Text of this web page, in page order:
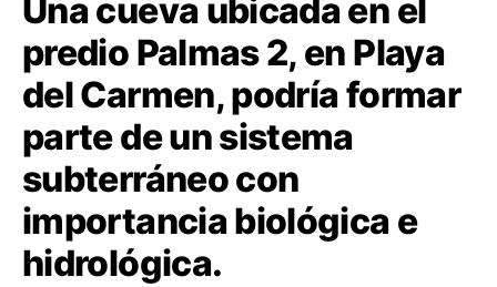
Una cueva ubicada en el
predio Palmas 2, en Playa
del Carmen, podría formar
parte de un sistema
subterráneo con
importancia biológica e
hidrológica.